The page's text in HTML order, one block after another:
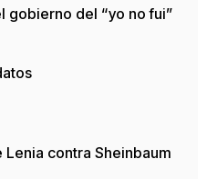
gobierno del “yo no fui”
Lenia contra Sheinbaum